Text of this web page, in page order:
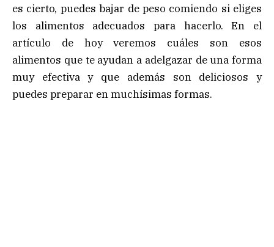
es cierto, puedes bajar de peso comiendo si eliges
los alimentos adecuados para hacerlo. En el
artículo de hoy veremos cuáles son esos
alimentos que te ayudan a adelgazar de una forma
muy efectiva y que además son deliciosos y
puedes preparar en muchísimas formas.